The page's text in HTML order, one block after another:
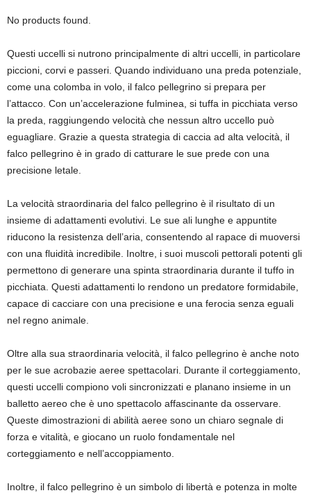
No products found.
Questi uccelli si nutrono principalmente di altri uccelli, in particolare
piccioni, corvi e passeri. Quando individuano una preda potenziale,
come una colomba in volo, il falco pellegrino si prepara per
l’attacco. Con un’accelerazione fulminea, si tuffa in picchiata verso
la preda, raggiungendo velocità che nessun altro uccello può
eguagliare. Grazie a questa strategia di caccia ad alta velocità, il
falco pellegrino è in grado di catturare le sue prede con una
precisione letale.
La velocità straordinaria del falco pellegrino è il risultato di un
insieme di adattamenti evolutivi. Le sue ali lunghe e appuntite
riducono la resistenza dell’aria, consentendo al rapace di muoversi
con una fluidità incredibile. Inoltre, i suoi muscoli pettorali potenti gli
permettono di generare una spinta straordinaria durante il tuffo in
picchiata. Questi adattamenti lo rendono un predatore formidabile,
capace di cacciare con una precisione e una ferocia senza eguali
nel regno animale.
Oltre alla sua straordinaria velocità, il falco pellegrino è anche noto
per le sue acrobazie aeree spettacolari. Durante il corteggiamento,
questi uccelli compiono voli sincronizzati e planano insieme in un
balletto aereo che è uno spettacolo affascinante da osservare.
Queste dimostrazioni di abilità aeree sono un chiaro segnale di
forza e vitalità, e giocano un ruolo fondamentale nel
corteggiamento e nell’accoppiamento.
Inoltre, il falco pellegrino è un simbolo di libertà e potenza in molte